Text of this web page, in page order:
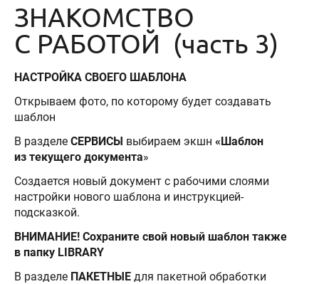
ЗНАКОМСТВО
С РАБОТОЙ (часть 3)
НАСТРОЙКА СВОЕГО ШАБЛОНА
Открываем фото, по которому будет создавать
шаблон
В разделе СЕРВИСЫ выбираем экшн «Шаблон
из текущего документа»
Создается новый документ с рабочими слоями
настройки нового шаблона и инструкцией-
подсказкой.
ВНИМАНИЕ! Сохраните свой новый шаблон также
в папку LIBRARY
В разделе ПАКЕТНЫЕ для пакетной обработки